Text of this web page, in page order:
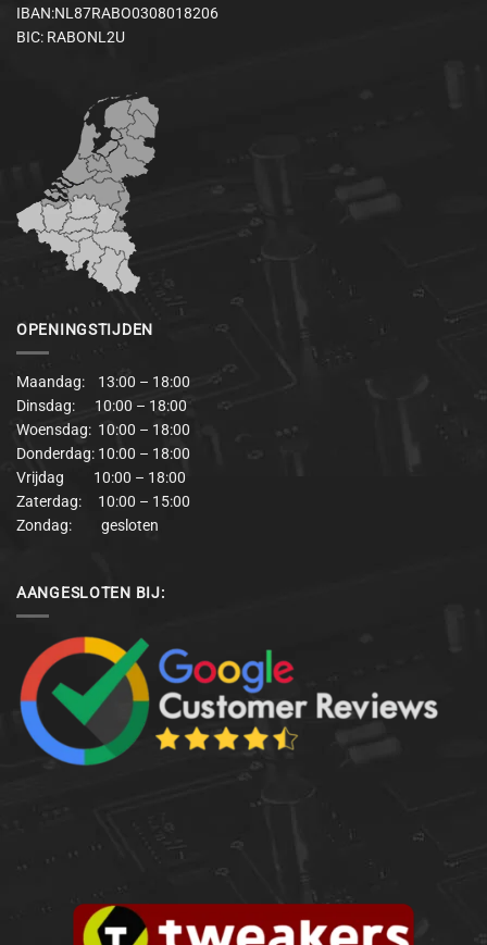
IBAN:NL87RABO0308018206
BIC: RABONL2U
OPENINGSTIJDEN
Maandag: 13:00 – 18:00
Dinsdag: 10:00 – 18:00
Woensdag: 10:00 – 18:00
Donderdag: 10:00 – 18:00
Vrijdag 10:00 – 18:00
Zaterdag: 10:00 – 15:00
Zondag: gesloten
AANGESLOTEN BIJ: